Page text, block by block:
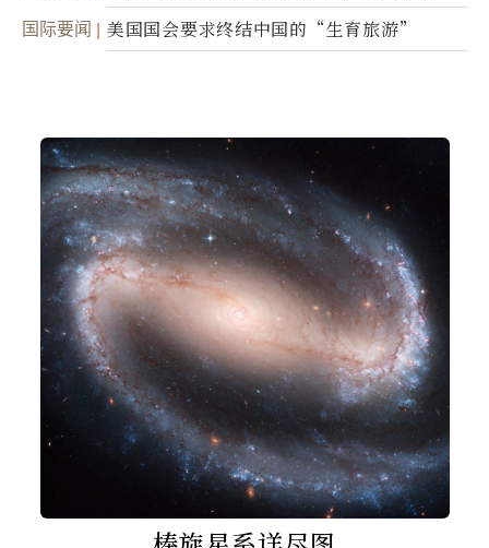
面入侵的可能性
国际要闻 美国国会要求终结中国的“生育旅游”